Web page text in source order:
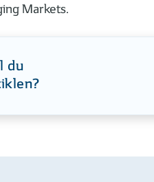
Markets.
du